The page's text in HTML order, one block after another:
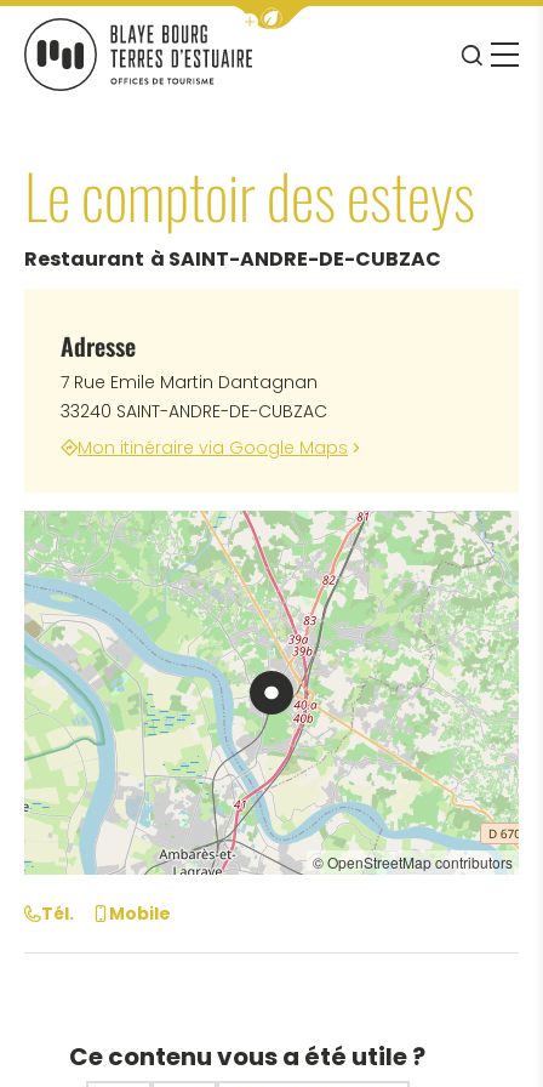
Afficher la barre de navigation
JE
MENU
Le comptoir des esteys
Restaurant à SAINT-ANDRE-DE-CUBZAC
Adresse
7 Rue Emile Martin Dantagnan
33240 SAINT-ANDRE-DE-CUBZAC
Mon itinéraire via Google Maps
© OpenStreetMap contributors
Tél. Mobile
Ce contenu vous a été utile ?